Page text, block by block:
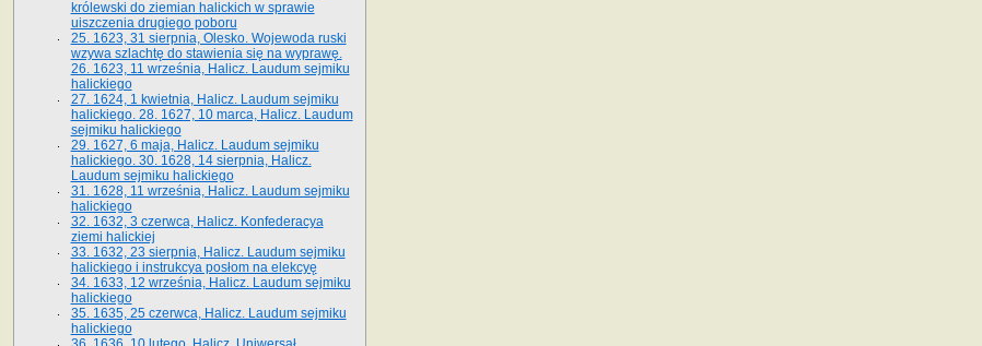
królewski do ziemian halickich w sprawie
uiszczenia drugiego poboru
25. 1623, 31 sierpnia, Olesko. Wojewoda ruski
wzywa szlachtę do stawienia się na wyprawę.
26. 1623, 11 września, Halicz. Laudum sejmiku
halickiego
27. 1624, 1 kwietnia, Halicz. Laudum sejmiku
halickiego. 28. 1627, 10 marca, Halicz. Laudum
sejmiku halickiego
29. 1627, 6 maja, Halicz. Laudum sejmiku
halickiego. 30. 1628, 14 sierpnia, Halicz.
Laudum sejmiku halickiego
31. 1628, 11 września, Halicz. Laudum sejmiku
halickiego
32. 1632, 3 czerwca, Halicz. Konfederacya
ziemi halickiej
33. 1632, 23 sierpnia, Halicz. Laudum sejmiku
halickiego i instrukcya posłom na elekcyę
34. 1633, 12 września, Halicz. Laudum sejmiku
halickiego
35. 1635, 25 czerwca, Halicz. Laudum sejmiku
halickiego